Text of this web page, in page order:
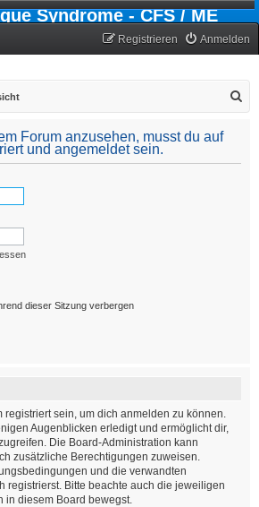
Syndrome - CFS / ME
Anmelden
Registrieren
Forum anzusehen, musst du auf
und angemeldet sein.
dieser Sitzung verbergen
registriert sein, um dich anmelden zu können.
Augenblicken erledigt und ermöglicht dir,
Die Board-Administration kann
zusätzliche Berechtigungen zuweisen.
und die verwandten
registrierst. Bitte beachte auch die jeweiligen
in diesem Board bewegst.